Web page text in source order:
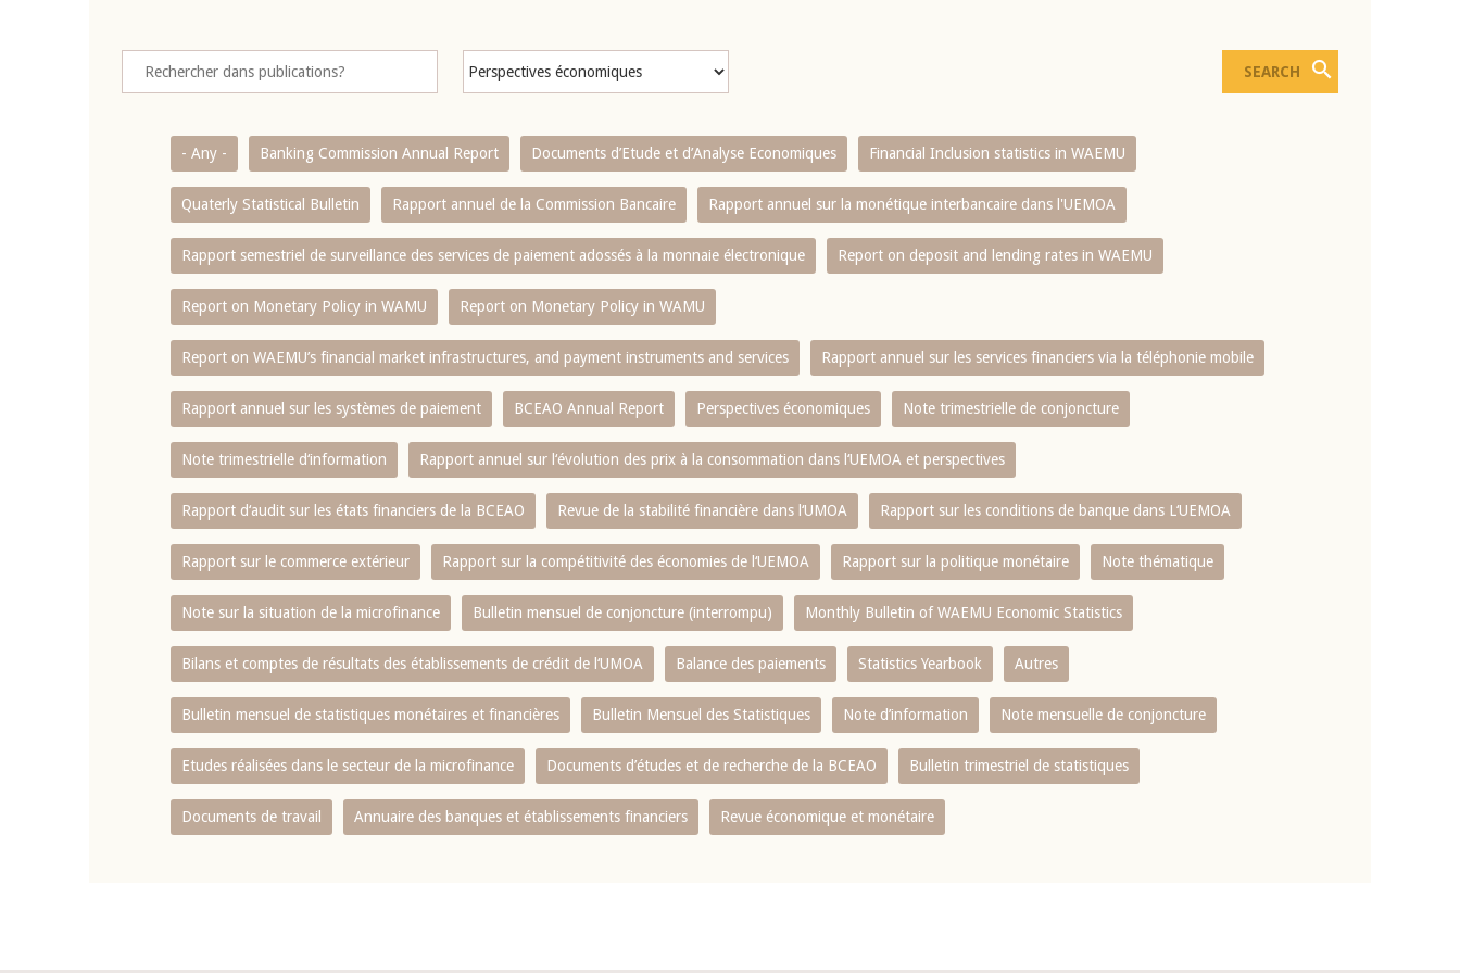
- Any - Banking Commission Annual Report Documents d’Etude et d’Analyse Economiques Financial Inclusion statistics in WAEMU
Quaterly Statistical Bulletin Rapport annuel de la Commission Bancaire Rapport annuel sur la monétique interbancaire dans l'UEMOA
Rapport semestriel de surveillance des services de paiement adossés à la monnaie électronique Report on deposit and lending rates in WAEMU
Report on Monetary Policy in WAMU Report on Monetary Policy in WAMU
Report on WAEMU’s financial market infrastructures, and payment instruments and services Rapport annuel sur les services financiers via la téléphonie mobile
Rapport annuel sur les systèmes de paiement BCEAO Annual Report Perspectives économiques Note trimestrielle de conjoncture
Note trimestrielle d‘information Rapport annuel sur l‘évolution des prix à la consommation dans l‘UEMOA et perspectives
Rapport d‘audit sur les états financiers de la BCEAO Revue de la stabilité financière dans l‘UMOA Rapport sur les conditions de banque dans L‘UEMOA
Rapport sur le commerce extérieur Rapport sur la compétitivité des économies de l‘UEMOA Rapport sur la politique monétaire Note thématique
Note sur la situation de la microfinance Bulletin mensuel de conjoncture (interrompu) Monthly Bulletin of WAEMU Economic Statistics
Bilans et comptes de résultats des établissements de crédit de l‘UMOA Balance des paiements Statistics Yearbook Autres
Bulletin mensuel de statistiques monétaires et financières Bulletin Mensuel des Statistiques Note d’information Note mensuelle de conjoncture
Etudes réalisées dans le secteur de la microfinance Documents d’études et de recherche de la BCEAO Bulletin trimestriel de statistiques
Documents de travail Annuaire des banques et établissements financiers Revue économique et monétaire